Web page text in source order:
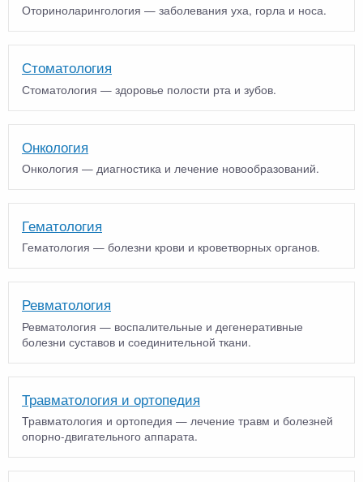
Оториноларингология — заболевания уха, горла и носа.
Стоматология
Стоматология — здоровье полости рта и зубов.
Онкология
Онкология — диагностика и лечение новообразований.
Гематология
Гематология — болезни крови и кроветворных органов.
Ревматология
Ревматология — воспалительные и дегенеративные
болезни суставов и соединительной ткани.
Травматология и ортопедия
Травматология и ортопедия — лечение травм и болезней
опорно-двигательного аппарата.